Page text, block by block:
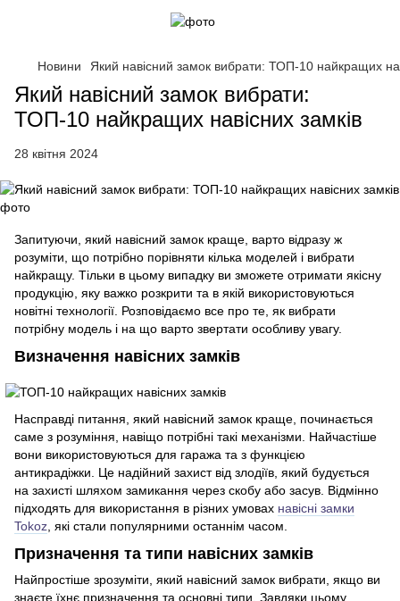
Новини Який навісний замок вибрати: ТОП-10 найкращих
Який навісний замок вибрати:
ТОП-10 найкращих навісних замків
28 квітня 2024
Запитуючи, який навісний замок краще, варто відразу ж
розуміти, що потрібно порівняти кілька моделей і вибрати
найкращу. Тільки в цьому випадку ви зможете отримати якісну
продукцію, яку важко розкрити та в якій використовуються
новітні технології. Розповідаємо все про те, як вибрати
потрібну модель і на що варто звертати особливу увагу.
Визначення навісних замків
Насправді питання, який навісний замок краще, починається
саме з розуміння, навіщо потрібні такі механізми. Найчастіше
вони використовуються для гаража та з функцією
антикрадіжки. Це надійний захист від злодіїв, який будується
на захисті шляхом замикання через скобу або засув. Відмінно
підходять для використання в різних умовах навісні замки
Tokoz , які стали популярними останнім часом.
Призначення та типи навісних замків
Найпростіше зрозуміти, який навісний замок вибрати, якщо ви
знаєте їхнє призначення та основні типи. Завдяки цьому